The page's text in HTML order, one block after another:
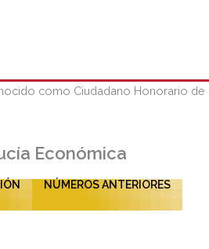
Económica
NÚMEROS ANTERIORES